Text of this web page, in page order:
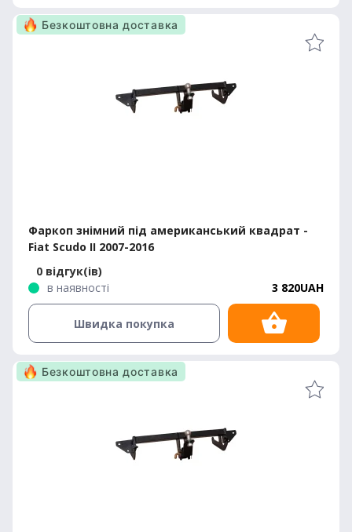
Фаркоп знімний під американський квадрат -
Fiat Scudo II 2007-2016
0 відгук(ів)
в наявності
3 820UAH
Безкоштовна доставка
Швидка покупка
Безкоштовна доставка